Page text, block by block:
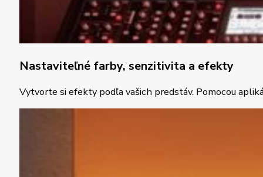
Nastaviteľné farby, senzitivita a efekty
Vytvorte si efekty podľa vašich predstáv. Pomocou